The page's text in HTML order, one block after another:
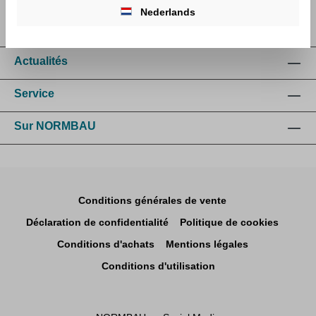
Actualités
Service
Sur NORMBAU
Conditions générales de vente
Déclaration de confidentialité
Politique de cookies
Conditions d'achats
Mentions légales
Conditions d'utilisation
Nederlands